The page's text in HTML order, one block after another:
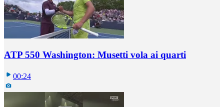
ATP 550 Washington: Musetti vola ai quarti
00:24